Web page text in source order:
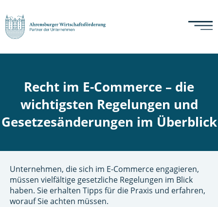
Recht im E-Commerce – die
wichtigsten Regelungen und
Gesetzesänderungen im Überblick
Unternehmen, die sich im E-Commerce engagieren,
müssen vielfältige gesetzliche Regelungen im Blick
haben. Sie erhalten Tipps für die Praxis und erfahren,
worauf Sie achten müssen.